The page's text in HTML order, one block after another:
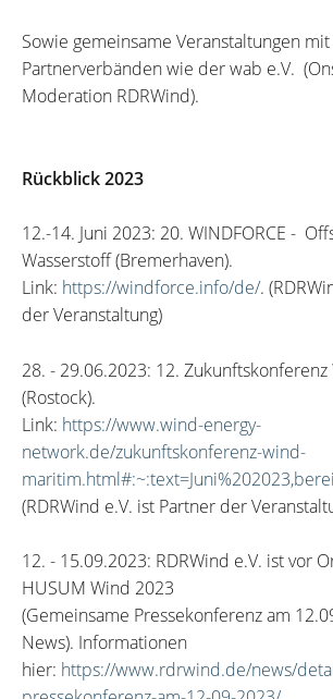
Sowie gemeinsame Veranstaltungen
Partnerverbänden wie der wab e.V.
Moderation RDRWind).
Rückblick 2023
12.-14. Juni 2023: 20. WINDFORCE -
Wasserstoff (Bremerhaven).
Link: https://windforce.info/de/.
der Veranstaltung)
28. - 29.06.2023: 12.
(Rostock).
Link: https://www.wind-energy-
network.de/zukunftskonferenz-wind-
(RDRWind e.V. ist Partner der
12. - 15.09.2023: RDRWind e.V. ist vor
HUSUM Wind 2023
(Gemeinsame Pressekonferenz am
News). Informationen
hier: https://www.rdrwind.de/news/